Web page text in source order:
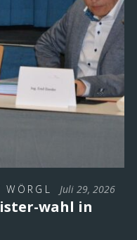
WÖRGL Juli 29, 2026
wahl in